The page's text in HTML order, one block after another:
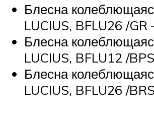
Блесна
LUCIUS, BFLU26 /GR
Блесна
LUCIUS, BFLU12 /
Блесна
LUCIUS, BFLU26 /